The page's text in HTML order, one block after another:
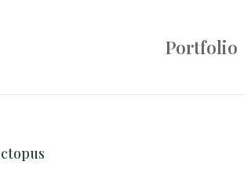
Portfolio